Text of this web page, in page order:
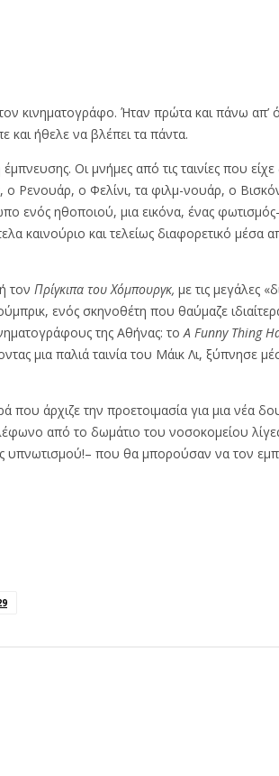
τον κινηματογράφο. Ήταν πρώτα και πάνω
και ήθελε να βλέπει τα πάντα.
Οι μνήμες από τις ταινίες που
ο Ρενουάρ, ο Φελίνι, τα φιλμ-νουάρ, ο
ηθοποιού, μια εικόνα, ένας
καινούριο και τελείως διαφορετικό μέσα
τον Πρίγκιπα του Χόμπουργκ, με τις μεγάλες
ενός σκηνοθέτη που θαύμαζε
της Αθήνας: τοA Funny Thing
μια παλιά ταινία του Μάικ Λι, ξύπνησε
που άρχιζε την προετοιμασία για μια
από το δωμάτιο του νοσοκομείου
υπνωτισμού!– που θα μπορούσαν να τον